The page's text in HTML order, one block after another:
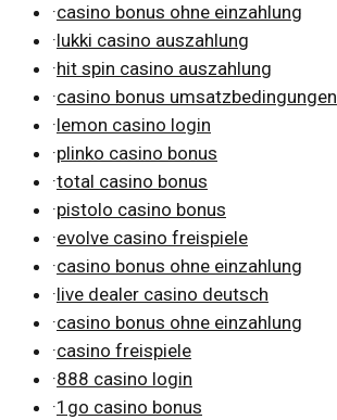
·casino bonus ohne einzahlung
·lukki casino auszahlung
·hit spin casino auszahlung
·casino bonus umsatzbedingungen
·lemon casino login
·plinko casino bonus
·total casino bonus
·pistolo casino bonus
·evolve casino freispiele
·casino bonus ohne einzahlung
·live dealer casino deutsch
·casino bonus ohne einzahlung
·casino freispiele
·888 casino login
·1go casino bonus